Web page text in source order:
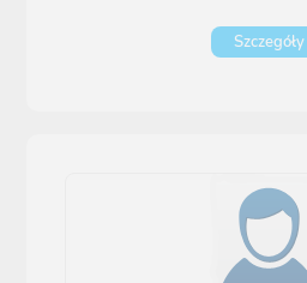
Szczegóły